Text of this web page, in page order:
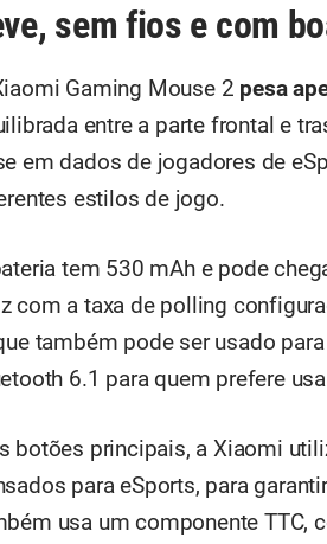
sem fios e com
Gaming Mouse 2 pesa
entre a parte frontal e
em dados de jogadores de
estilos de jogo.
tem 530 mAh e pode
com a taxa de polling
também pode ser usado
6.1 para quem prefere
botões principais, a Xiaomi
para eSports, para
usa um componente TTC,